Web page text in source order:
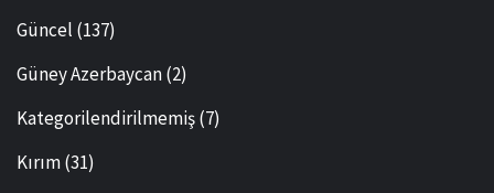
Güncel (137)
Güney Azerbaycan(2)
Kategorilendirilmemiş(7)
Kırım(31)